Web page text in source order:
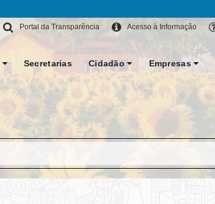
Acesso à Informação
Portal da Transparência
Secretarias Cidadão Empresas